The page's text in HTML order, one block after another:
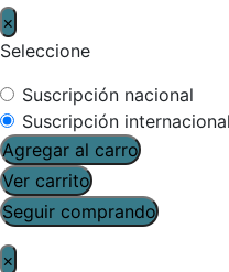
×
Seleccione
Suscripción nacional
Suscripción internacional
Agregar al carro
Ver carrito
Seguir comprando
×